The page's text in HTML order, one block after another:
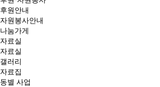
후원안내
자원봉사안내
나눔가게
자료실
자료실
갤러리
자료집
동별 사업